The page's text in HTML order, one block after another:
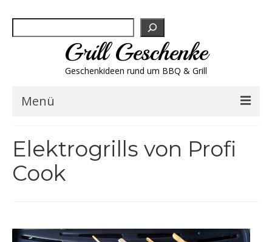
Grill Geschenke
Geschenkideen rund um BBQ & Grill
Menü
Grill-Bestseller
Grillfleisch & Wurst
Elektrogrills von Profi
Cook